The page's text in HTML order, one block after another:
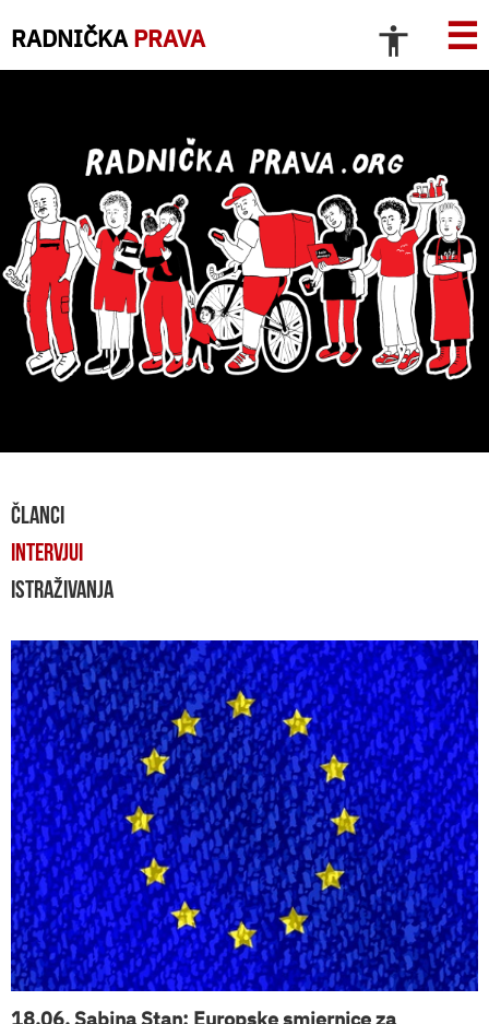
RADNIČKA PRAVA ☰
ČLANCI
INTERVJUI
ISTRAŽIVANJA
18.06. Sabina Stan: Europske smjernice za